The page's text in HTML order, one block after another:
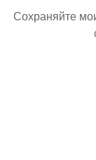
Сохраняйте